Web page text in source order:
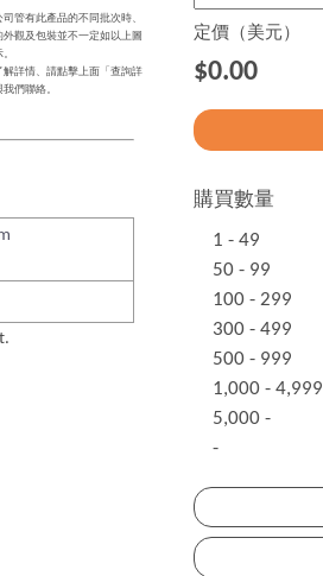
司管有此產品的不同批次時、
外觀及包裝並不一定如以上圖
解詳情、請點擊上面「查詢詳
們聯絡。
定價（美元）
$0.00
購買數量
1 - 49
50 - 99
100 - 299
300 - 499
500 - 999
1,000 - 4,999
5,000 -
-